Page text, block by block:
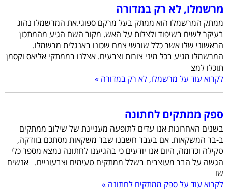
מרשמלו, לא רק במדורה
ממתק המרשמלו הוא ממתק בעל מרקם ספוגי.את המרשמלו נהוג
בעיקר לשים בשיפוד ולצלות על האש. מקור השם הגיע מהמתכון
הראשוני שלו אשר כלל שורשי צמח שכונו באנגלית מרשמלו.
המרשמלו מגיע בכל מיני צורות וצבעים. אצלנו בממתקי אליאס וקסמן
תוכלו למצ
לקרוא עוד על מרשמלו, לא רק במדורה »
ספק ממתקים לחתונה
בשנים האחרונות אנו עדים לתופעה מעניינת של שילוב ממתקים
ב-בר המשקאות. אם בעבר חשבנו שבר משקאות מסתכם בוודקה,
טקילה וכדומה, היום אנו יודעים כי בהגיענו לחתונה נמצא מספר כלי
הגשה על הבר מעוצבים בשלל ממתקים טעימים וצבעוניים. אנשים
שו
לקרוא עוד על ספק ממתקים לחתונה »